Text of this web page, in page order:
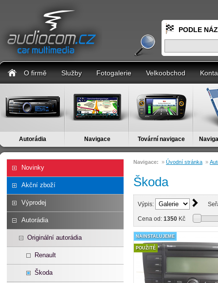
PODLE
O firmě Služby Fotogalerie Velkoobchod
Autorádia Navigace Tovární navigace
Novinky
Akční zboží
Výprodej
Autorádia
Originální autorádia
Renault
Škoda
Navigace: » Úvodní stránka »
Škoda
Výpis:
Cena od: 1350 Kč
NAINSTALUJEME
POUŽITÉ